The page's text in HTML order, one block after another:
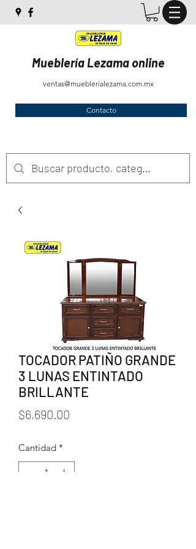
Mueblería Lezama online
ventas@mueblerialezama.com.mx
Contacto
TOCADOR PATIÑO GRANDE
3 LUNAS ENTINTADO
BRILLANTE
$6,690.00
Cantidad *